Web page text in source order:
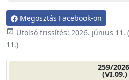
Megosztás Facebook-on
event_available Utolsó frissítés: 2026. június 11.
11.)
259/
(VI.09.)